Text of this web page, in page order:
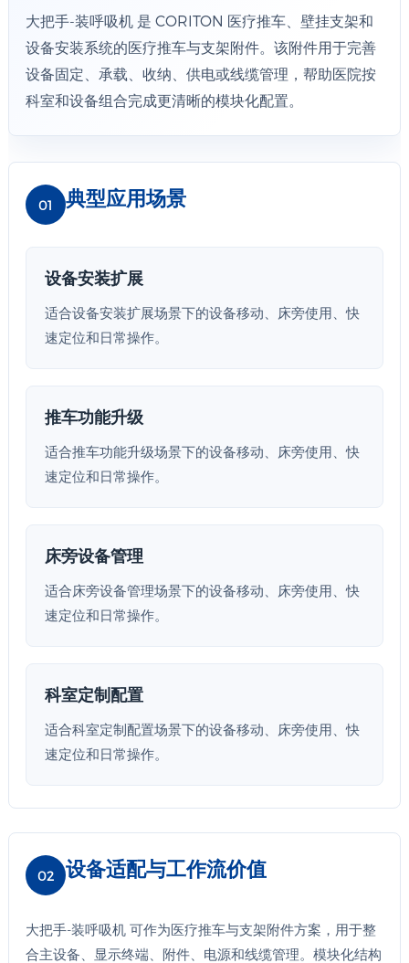
大把手-装呼吸机 是 CORITON 医疗推车、壁挂支架和
设备安装系统的医疗推车与支架附件。该附件用于完善
设备固定、承载、收纳、供电或线缆管理，帮助医院按
科室和设备组合完成更清晰的模块化配置。
01 典型应用场景
设备安装扩展
适合设备安装扩展场景下的设备移动、床旁使用、快
速定位和日常操作。
推车功能升级
适合推车功能升级场景下的设备移动、床旁使用、快
速定位和日常操作。
床旁设备管理
适合床旁设备管理场景下的设备移动、床旁使用、快
速定位和日常操作。
科室定制配置
适合科室定制配置场景下的设备移动、床旁使用、快
速定位和日常操作。
02 设备适配与工作流价值
大把手-装呼吸机 可作为医疗推车与支架附件方案，用于整
合主设备、显示终端、附件、电源和线缆管理。模块化结构